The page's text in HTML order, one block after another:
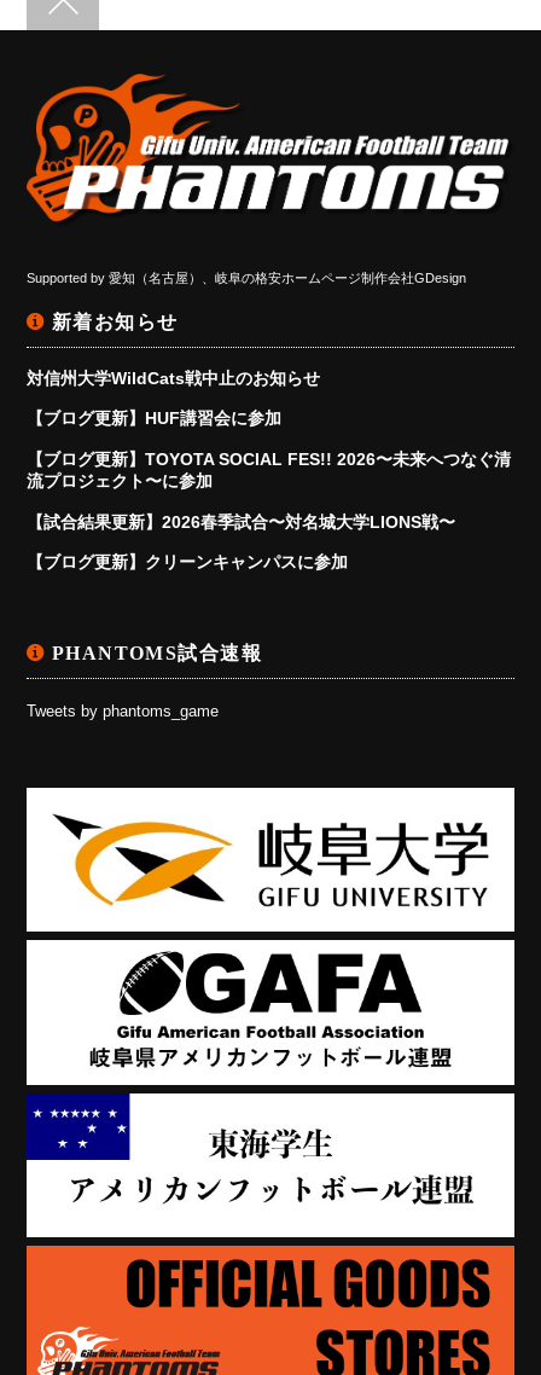
Supported by愛知（名古屋）、岐阜の格安ホームページ制作会社GDesign
新着お知らせ
対信州大学WildCats戦中止のお知らせ
【ブログ更新】HUF講習会に参加
【ブログ更新】TOYOTA SOCIAL FES!! 2026〜未来へつなぐ清
流プロジェクト〜に参加
【試合結果更新】2026春季試合〜対名城大学LIONS戦〜
【ブログ更新】クリーンキャンパスに参加
PHANTOMS試合速報
Tweets by phantoms_game